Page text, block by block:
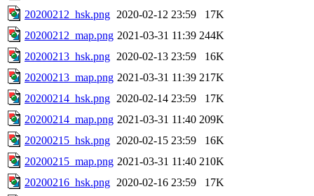
20200212_hsk.png 2020-02-12 23:59
17K
20200212_map.png 2021-03-31 11:39 244K
20200213_hsk.png 2020-02-13 23:59
16K
20200213_map.png 2021-03-31 11:39 217K
20200214_hsk.png 2020-02-14 23:59
17K
20200214_map.png 2021-03-31 11:40 209K
20200215_hsk.png 2020-02-15 23:59
16K
20200215_map.png 2021-03-31 11:40 210K
20200216_hsk.png 2020-02-16 23:59
17K